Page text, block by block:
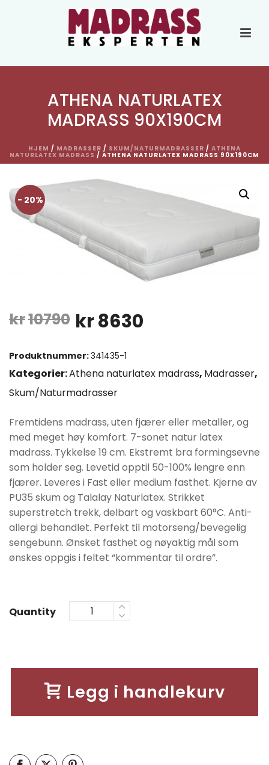
ATHENA NATURLATEX
MADRASS 90X190CM
HJEM / MADRASSER / SKUM/NATURMADRASSER / ATHENA
NATURLATEX MADRASS / ATHENA NATURLATEX MADRASS 90X190CM
- 20%
kr10790 Opprinnelig
pris
var:
kr10790.
kr8630
er:
Produktnummer:341435-1
Kategorier:Athena naturlatex madrass, Madrasser,
Skum/Naturmadrasser
Fremtidens madrass, uten fjærer eller metaller, og
med meget høy komfort. 7-sonet natur latex
madrass. Tykkelse 19 cm. Ekstremt bra formingsevne
som holder seg. Levetid opptil 50-100% lengre enn
fjærer. Leveres i Fast eller medium fasthet. Kjerne av
PU35 skum og Talalay Naturlatex. Strikket
superstretch trekk, delbart og vaskbart 60°C. Anti-
allergi behandlet. Perfekt til motorseng/bevegelig
sengebunn. Ønsket fasthet og nøyaktig mål som
ønskes oppgis i feltet “kommentar til ordre”.
Quantity
Legg i handlekurv